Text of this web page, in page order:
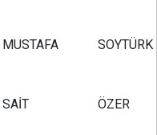
MUSTAFA SOYTÜRK
SAİT ÖZER